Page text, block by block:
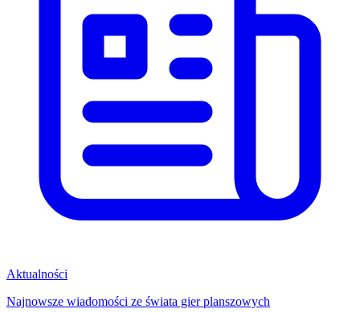
Aktualności
Najnowsze wiadomości ze świata gier planszowych